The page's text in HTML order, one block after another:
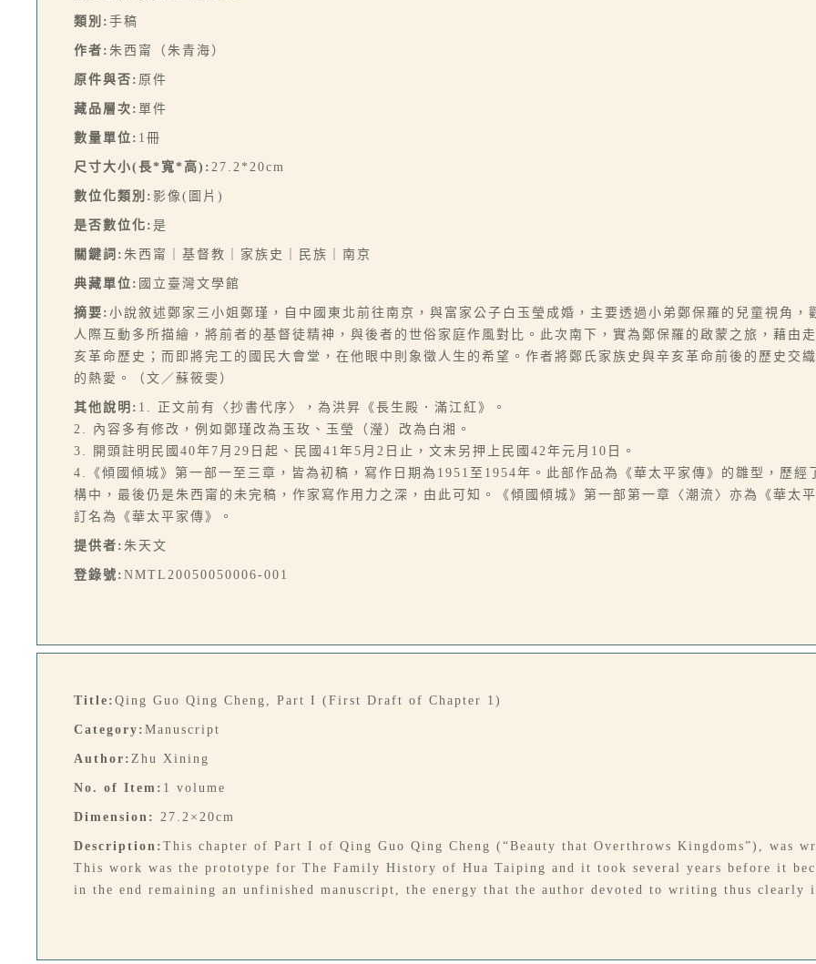
類別: 手稿
作者: 朱西甯（朱青海）
原件與否: 原件
藏品層次: 單件
數量單位: 1冊
尺寸大小(長*寬*高): 27.2*20cm
數位化類別: 影像(圖片)
是否數位化: 是
關鍵詞: 朱西甯｜基督教｜家族史｜民族｜南京
典藏單位: 國立臺灣文學館
摘要: 小說敘述鄭家三小姐鄭瑾，自中國東北前往南京，與富家公子白玉瑩成婚，主要透過小弟鄭保羅的兒童視角
人際互動多所描繪，將前者的基督徒精神，與後者的世俗家庭作風對比。此次南下，實為鄭保羅的啟蒙之旅，藉由
亥革命歷史；而即將完工的國民大會堂，在他眼中則象徵人生的希望。作者將鄭氏家族史與辛亥革命前後的歷史交
的熱愛。（文／蘇筱雯）
其他說明: 1. 正文前有〈抄書代序〉，為洪昇《長生殿．滿江紅》。
2. 內容多有修改，例如鄭瑾改為玉玫、玉瑩（瀅）改為白湘。
3. 開頭註明民國40年7月29日起、民國41年5月2日止，文末另押上民國42年元月10日。
4.《傾國傾城》第一部一至三章，皆為初稿，寫作日期為1951至1954年。此部作品為《華太平家傳》的雛型，歷經
構中，最後仍是朱西甯的未完稿，作家寫作用力之深，由此可知。《傾國傾城》第一部第一章〈潮流〉亦為《華太
訂名為《華太平家傳》。
提供者: 朱天文
登錄號: NMTL20050050006-001
Title: Qing Guo Qing Cheng, Part I (First Draft of Chapter 1)
Category: Manuscript
Author: Zhu Xining
No. of Item: 1 volume
Dimension: 27.2×20cm
Description: This chapter of Part I of Qing Guo Qing Cheng (“Beauty that Overthrows Kingdoms”), was
This work was the prototype for The Family History of Hua Taiping and it took several years before it
in the end remaining an unfinished manuscript, the energy that the author devoted to writing thus clearly